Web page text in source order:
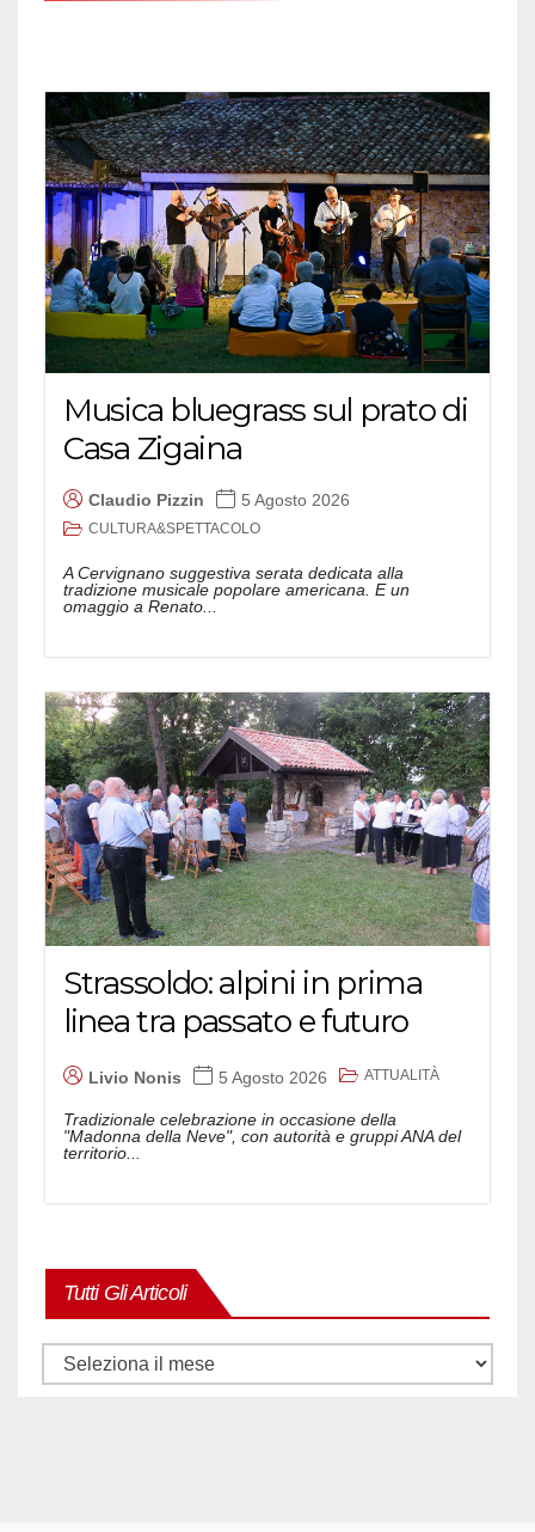
Musica bluegrass sul prato di
Casa Zigaina
Claudio Pizzin 5 Agosto 2026
CULTURA&SPETTACOLO
A Cervignano suggestiva serata dedicata alla
tradizione musicale popolare americana. E un
omaggio a Renato...
Strassoldo: alpini in prima
linea tra passato e futuro
Livio Nonis 5 Agosto 2026 ATTUALITÀ
Tradizionale celebrazione in occasione della
"Madonna della Neve", con autorità e gruppi ANA del
territorio...
Tutti Gli Articoli
Tutti